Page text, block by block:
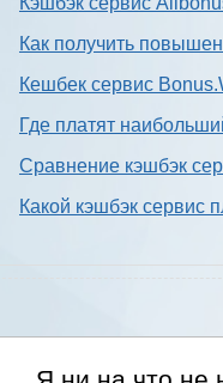
Как получить
Кешбек сервис
Где платят
Сравнение кэшбэк
Какой кэшбэк сервис